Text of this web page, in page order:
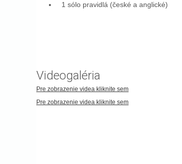
1 sólo pravidlá (české a anglické)
Videogaléria
Pre zobrazenie videa kliknite sem
Pre zobrazenie videa kliknite sem